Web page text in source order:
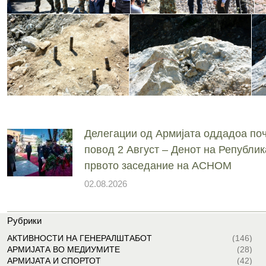
Делегации од Армијата оддадоа
повод 2 Август – Денот на
првото заседание на АСНОМ
02.08.2026
Рубрики
АКТИВНОСТИ НА ГЕНЕРАЛШТАБОТ
(146)
АРМИЈАТА ВО МЕДИУМИТЕ
(28)
АРМИЈАТА И СПОРТОТ
(42)